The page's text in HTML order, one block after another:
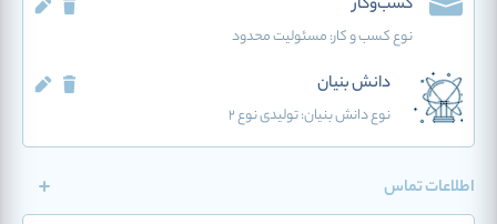
کسب‌وکار
نوع کسب و کار:مسئولیت محدود
دانش بنیان
نوع دانش بنیان: تولیدی نوع 2
اطلاعات تماس